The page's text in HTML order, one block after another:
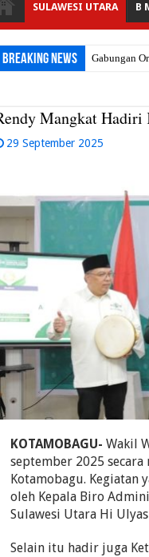
SULAWESI UTARA B
Breaking News Gabungan
Mangkat Hadiri
29 September 2025
KOTAMOBAGU- Wakil
september 2025
Kotamobagu.
oleh Kepala Biro
Sulawesi Utara Hi Ulyas
Selain itu hadir juga